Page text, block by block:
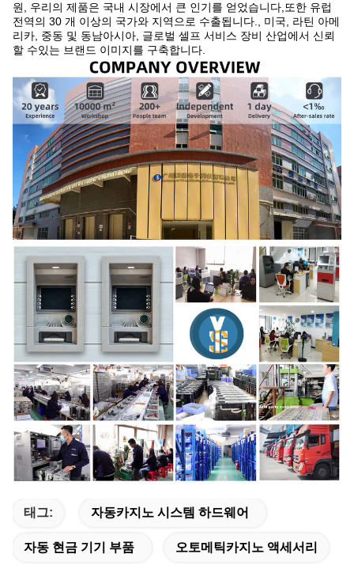
원, 우리의 제품은 국내 시장에서 큰 인기를 얻었습니다,또한 유럽
전역의 30 개 이상의 국가와 지역으로 수출됩니다., 미국, 라틴 아메
리카, 중동 및 동남아시아, 글로벌 셀프 서비스 장비 산업에서 신뢰
할 수있는 브랜드 이미지를 구축합니다.
태그: 자동카지노 시스템 하드웨어
자동 현금 기기 부품 오토메틱카지노 액세서리